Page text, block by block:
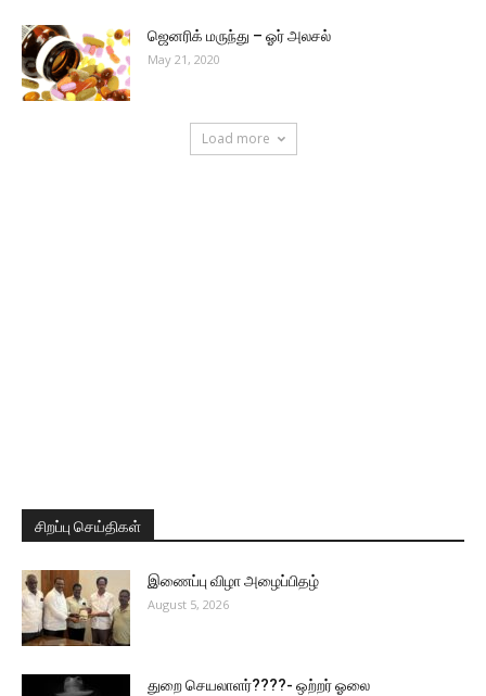
ஜெனரிக் மருந்து – ஓர் அலசல்
May 21, 2020
Load more
சிறப்பு செய்திகள்
இணைப்பு விழா அழைப்பிதழ்
August 5, 2026
துறை செயலாளர்????- ஒற்றர் ஓலை